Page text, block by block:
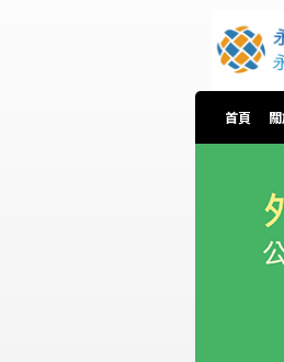
首頁